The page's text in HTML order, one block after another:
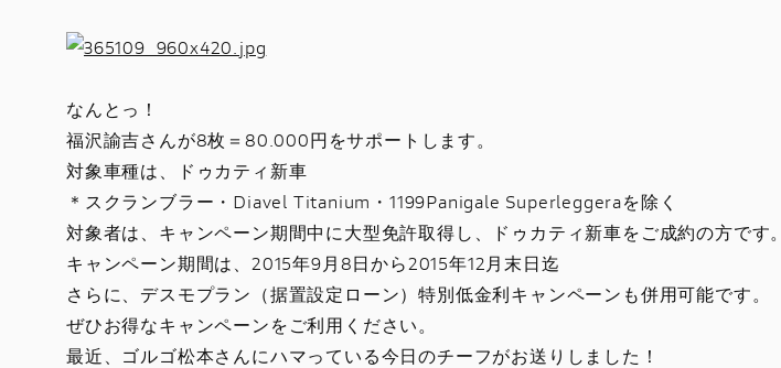
なんとっ！
福沢諭吉さんが8枚＝80.000円をサポートします。
対象車種は、ドゥカティ新車
＊スクランブラー・Diavel Titanium・1199Panigale Superleggeraを除く
対象者は、キャンペーン期間中に大型免許取得し、ドゥカティ新車をご成約の方です。
キャンペーン期間は、2015年9月8日から2015年12月末日迄
さらに、デスモプラン（据置設定ローン）特別低金利キャンペーンも併用可能です。
ぜひお得なキャンペーンをご利用ください。
最近、ゴルゴ松本さんにハマっている今日のチーフがお送りしました！